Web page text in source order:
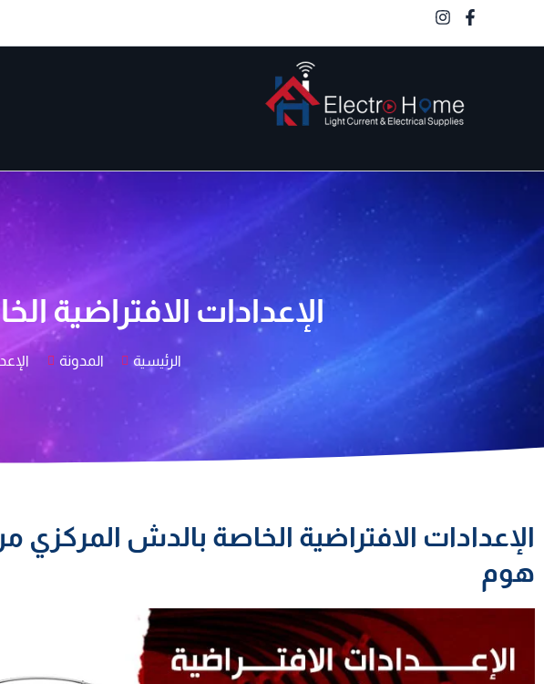
الإعدادات الافتراضية
الرئيسية المدونة
الإعدادات الافتراضية الخاصة بالدش المركزي
هوم